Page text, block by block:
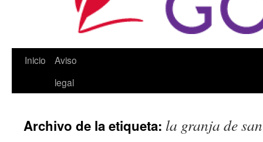
Inicio
Aviso
legal
Archivo de la etiqueta: la granja de